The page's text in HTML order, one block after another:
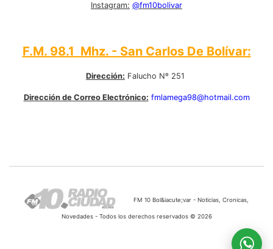
Instagram: @fm10bolivar
F.M. 98.1 Mhz. - San Carlos De Bolívar:
Dirección: Falucho Nº 251
Dirección de Correo Electrónico: fmlamega98@hotmail.com
FM 10 Bol&iacute;var - Noticias, Cronicas,
Novedades - Todos los derechos reservados © 2026